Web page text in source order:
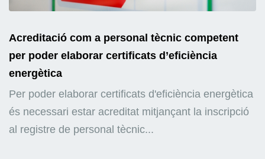
Acreditació com a personal tècnic competent
per poder elaborar certificats d’eficiència
energètica
Per poder elaborar certificats d'eficiència energètica
és necessari estar acreditat mitjançant la inscripció
al registre de personal tècnic...